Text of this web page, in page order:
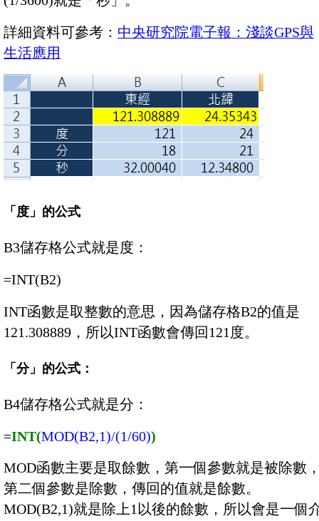
詳細資料可參考： 中央研究院電子報：淺談GPS與
生活應用
「度」的公式
B3儲存格公式就是度：
=INT(B2)
INT函數是取整數的意思，因為儲存格B2的值是
121.308889，所以INT函數會傳回121度。
「分」的公式：
B4儲存格公式就是分：
=INT(MOD(B2,1)/(1/60))
MOD函數主要是取餘數，第一個參數就是被除數
第二個參數是除數，傳回的值就是餘數。
MOD(B2,1)就是除上1以後的餘數，所以會是一個